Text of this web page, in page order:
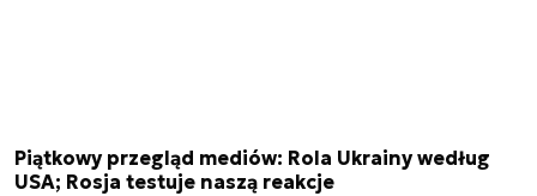
Piątkowy przegląd mediów: Rola Ukrainy według
USA; Rosja testuje naszą reakcje